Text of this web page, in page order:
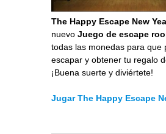
The Happy Escape New
nuevo Juego de escape
todas las monedas para que
escapar y obtener tu regalo
¡Buena suerte y diviértete!
Jugar The Happy Escape